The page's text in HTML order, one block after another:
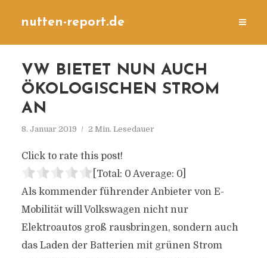
nutten-report.de
VW BIETET NUN AUCH
ÖKOLOGISCHEN STROM
AN
8. Januar 2019 2 Min. Lesedauer
Click to rate this post!
[Total: 0 Average: 0]
Als kommender führender Anbieter von E-
Mobilität will Volkswagen nicht nur
Elektroautos groß rausbringen, sondern auch
das Laden der Batterien mit grünen Strom